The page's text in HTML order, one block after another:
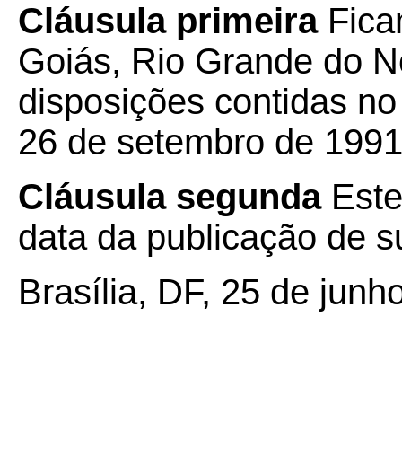
Cláusula primeira
Goiás, Rio Grande do
disposições contidas
26 de setembro de
Cláusula segunda
data da publicação de
Brasília, DF, 25 de